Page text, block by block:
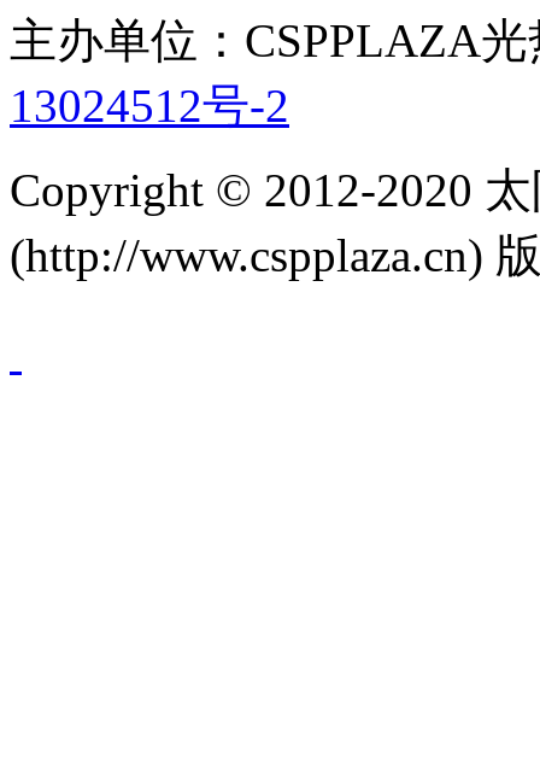
主办单位：CSPPLAZA
13024512号-2
Copyright © 2012-2020
(http://www.cspplaza.cn)